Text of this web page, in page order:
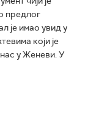
предлог
је имао увид у
који је
у Женеви. У